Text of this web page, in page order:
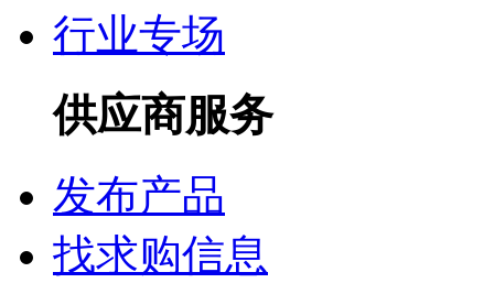
行业专场
供应商服务
发布产品
找求购信息